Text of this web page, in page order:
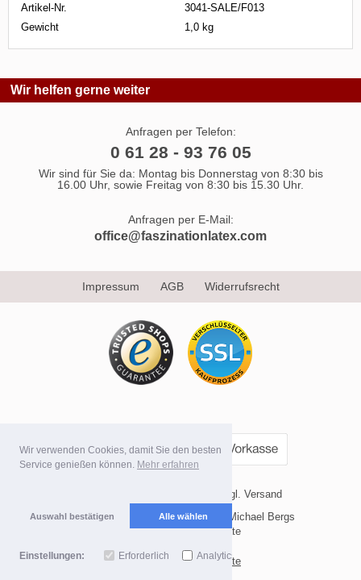
Wir verwenden Cookies, damit Sie den besten
Service genießen können. Mehr erfahren
Auswahl bestätigen Alle wählen
Einstellungen: Erforderlich Analytics
Artikel-Nr.
3041-SALE/F013
Gewicht
1,0 kg
Wir helfen gerne weiter
Anfragen per Telefon:
0 61 28 - 93 76 05
Wir sind für Sie da: Montag bis Donnerstag von 8:30 bis
16.00 Uhr, sowie Freitag von 8:30 bis 15.30 Uhr.
Anfragen per E-Mail:
office@faszinationlatex.com
Impressum AGB Widerrufsrecht
* Alle Preise inkl. MwSt. evtl. zzgl. Versand
Copyright 2026 by Internetvertrieb Michael Bergs
Mobile Shop by Shopgate
Zur klassischen Webseite